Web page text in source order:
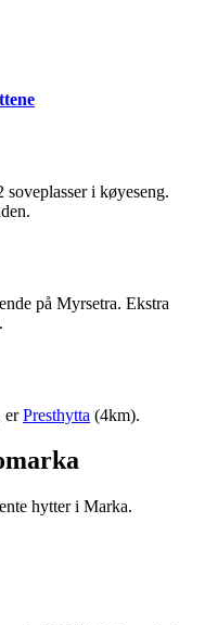
i køyeseng.
på Myrsetra. Ekstra
erPresthytta (4km).
hytter i Marka.